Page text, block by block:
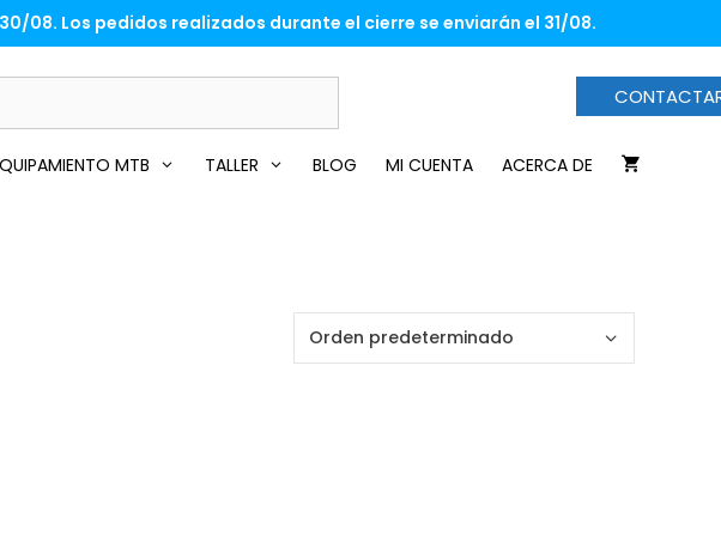
08. Los pedidos realizados durante el cierre se enviarán el 31/08.
MTB TALLER BLOG MI CUENTA ACERCA DE